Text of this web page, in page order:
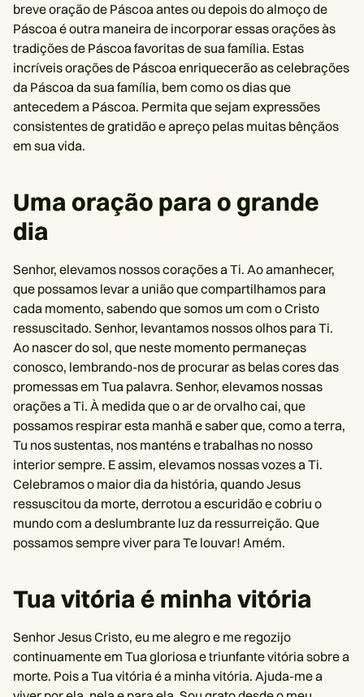
breve oração de Páscoa antes ou depois do almoço de
Páscoa é outra maneira de incorporar essas orações às
tradições de Páscoa favoritas de sua família. Estas
incríveis orações de Páscoa enriquecerão as celebrações
da Páscoa da sua família, bem como os dias que
antecedem a Páscoa. Permita que sejam expressões
consistentes de gratidão e apreço pelas muitas bênçãos
em sua vida.
Uma oração para o grande
dia
Senhor, elevamos nossos corações a Ti. Ao amanhecer,
que possamos levar a união que compartilhamos para
cada momento, sabendo que somos um com o Cristo
ressuscitado. Senhor, levantamos nossos olhos para Ti.
Ao nascer do sol, que neste momento permaneças
conosco, lembrando-nos de procurar as belas cores das
promessas em Tua palavra. Senhor, elevamos nossas
orações a Ti. À medida que o ar de orvalho cai, que
possamos respirar esta manhã e saber que, como a terra,
Tu nos sustentas, nos manténs e trabalhas no nosso
interior sempre. E assim, elevamos nossas vozes a Ti.
Celebramos o maior dia da história, quando Jesus
ressuscitou da morte, derrotou a escuridão e cobriu o
mundo com a deslumbrante luz da ressurreição. Que
possamos sempre viver para Te louvar! Amém.
Tua vitória é minha vitória
Senhor Jesus Cristo, eu me alegro e me regozijo
continuamente em Tua gloriosa e triunfante vitória sobre a
morte. Pois a Tua vitória é a minha vitória. Ajuda-me a